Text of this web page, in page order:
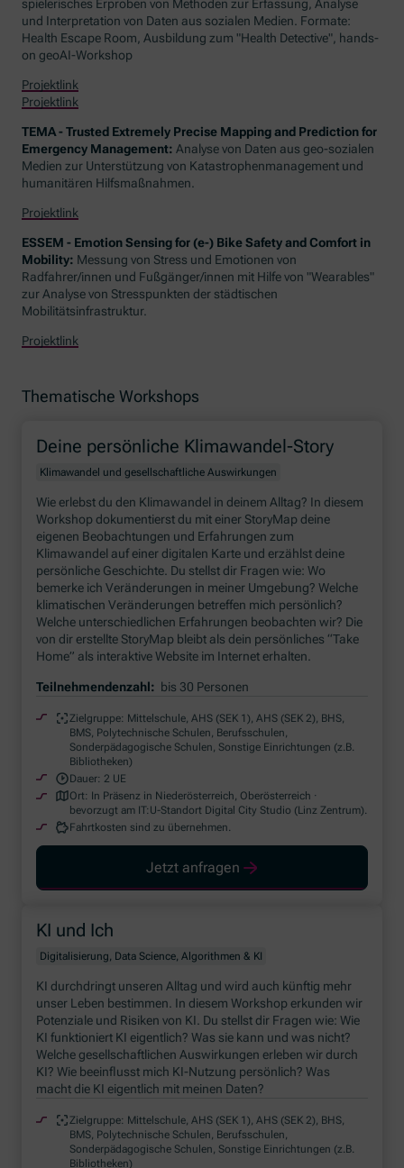
spielerisches Erproben von Methoden zur Erfassung, Analyse
und Interpretation von Daten aus sozialen Medien. Formate:
Health Escape Room , Ausbildung zum "Health Detective", hands-
on geoAI-Workshop
Projektlink
Projektlink
TEMA - Trusted Extremely Precise Mapping and Prediction for
Emergency Management: Analyse von Daten aus geo-sozialen
Medien zur Unterstützung von Katastrophenmanagement und
humanitären Hilfsmaßnahmen.
Projektlink
ESSEM - Emotion Sensing for (e-) Bike Safety and Comfort in
Mobility: Messung von Stress und Emotionen von
Radfahrer/innen und Fußgänger/innen mit Hilfe von "Wearables"
zur Analyse von Stresspunkten der städtischen
Mobilitätsinfrastruktur.
Projektlink
Thematische Workshops
Deine persönliche Klimawandel-Story
Klimawandel und gesellschaftliche Auswirkungen
Wie erlebst du den Klimawandel in deinem Alltag? In diesem
Workshopdokumentierst du mit einer StoryMapdeine
eigenen Beobachtungen und Erfahrungen zum
Klimawandel auf einer digitalen Karte und erzählst deine
persönliche Geschichte. Du stellst dir Fragen wie: Wo
bemerke ich Veränderungen in meiner Umgebung? Welche
klimatischen Veränderungen betreffen mich persönlich?
Welche unterschiedlichen Erfahrungen beobachten wir? Die
von dir erstellte StoryMap bleibt als dein persönliches “Take
Home” als interaktiveWebsite im Interneterhalten.
Teilnehmendenzahl: bis 30 Personen
Zielgruppe: Mittelschule, AHS (SEK 1), AHS (SEK 2), BHS,
BMS, Polytechnische Schulen, Berufsschulen,
Sonderpädagogische Schulen, Sonstige Einrichtungen (z.B.
Bibliotheken)
Dauer: 2 UE
Ort: In Präsenz in Niederösterreich, Oberösterreich ·
bevorzugt am IT:U-Standort Digital City Studio (Linz Zentrum).
Fahrtkosten sind zu übernehmen.
Jetzt anfragen
KI und Ich
Digitalisierung, Data Science, Algorithmen & KI
KI durchdringt unseren Alltag und wird auch künftig mehr
unser Leben bestimmen. In diesem Workshop erkunden wir
Potenziale und Risiken von KI. Du stellst dir Fragen wie: Wie
KI funktioniert KI eigentlich? Was sie kann und was nicht?
Welche gesellschaftlichen Auswirkungen erleben wir durch
KI? Wie beeinflusst mich KI-Nutzung persönlich? Was
macht die KI eigentlich mit meinen Daten?
Zielgruppe: Mittelschule, AHS (SEK 1), AHS (SEK 2), BHS,
BMS, Polytechnische Schulen, Berufsschulen,
Sonderpädagogische Schulen, Sonstige Einrichtungen (z.B.
Bibliotheken)